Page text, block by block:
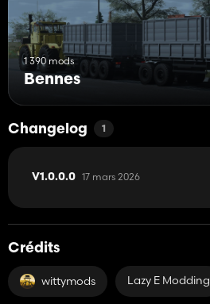
1 390 mods
Bennes
Changelog 1
V1.0.0.0 17 mars 2026
Crédits
wittymods Lazy E Modding